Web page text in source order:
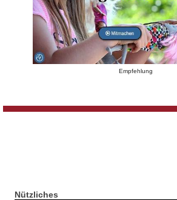
Empfehlung
Nützliches